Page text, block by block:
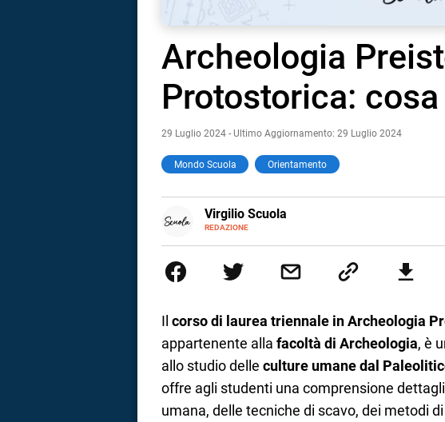
Archeologia
Protostorica:
29 Luglio 2024 - Ultimo Aggiornamento: 29 Luglio 2024
Mondo Scuola Orientamento
Virgilio Scuola
REDAZIONE
E-
MAIL
INSTAGRAM
SITI
dedicato non solo giovani studenti, ma anche
ed esercizi online, video di approfondimento e
affrontati dagli studenti durante il percorso
linguaggio semplice e immediato e l'ausilio di
spiegazione testuale.
Il corso di laurea triennale in Archeologia
appartenente alla facoltà di Archeologia, è
allo studio delle culture umane dal
offre agli studenti una comprensione
umana, delle tecniche di scavo, dei metodi